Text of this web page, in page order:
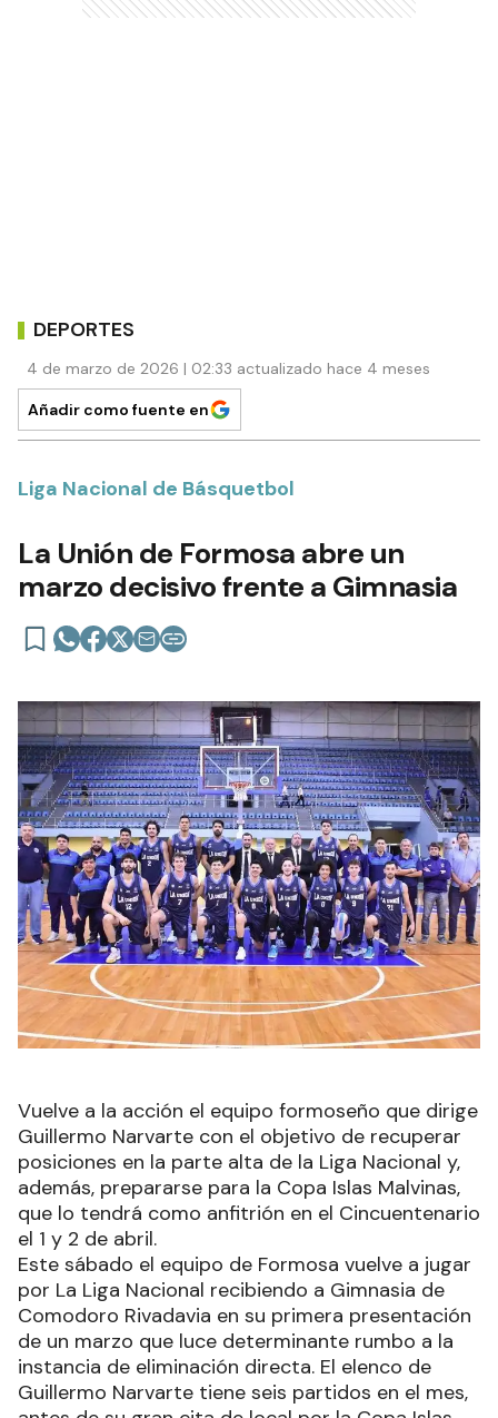
DEPORTES
4 de marzo de 2026 | 02:33 actualizado hace 4 meses
Añadir como fuente en
Liga Nacional de Básquetbol
La Unión de Formosa abre un
marzo decisivo frente a Gimnasia
Vuelve a la acción el equipo formoseño que dirige
Guillermo Narvarte con el objetivo de recuperar
posiciones en la parte alta de la Liga Nacional y,
además, prepararse para la Copa Islas Malvinas,
que lo tendrá como anfitrión en el Cincuentenario
el 1 y 2 de abril.
Este sábado el equipo de Formosa vuelve a jugar
por La Liga Nacional recibiendo a Gimnasia de
Comodoro Rivadavia en su primera presentación
de un marzo que luce determinante rumbo a la
instancia de eliminación directa. El elenco de
Guillermo Narvarte tiene seis partidos en el mes,